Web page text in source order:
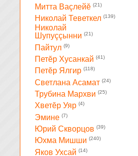
Митта Ваçлейĕ (21)
Николай Теветкел (139)
Николай
Шупуççынни (21)
Пайтул (9)
Петĕр Хусанкай (41)
Петĕр Ялгир (118)
Светлана Асамат (24)
Трубина Мархви (25)
Хветĕр Уяр (4)
Эмине (7)
Юрий Скворцов (39)
Юхма Мишши (240)
Яков Ухсай (14)